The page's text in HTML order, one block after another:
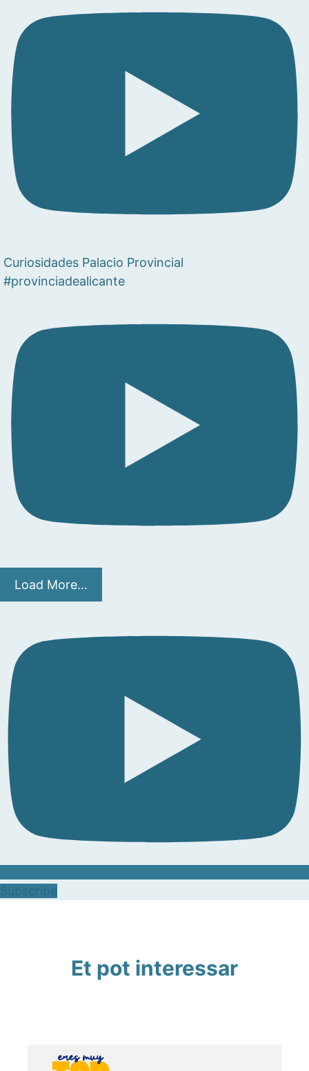
Curiosidades Palacio Provincial
#provinciadealicante
Load More...
Et pot interessar